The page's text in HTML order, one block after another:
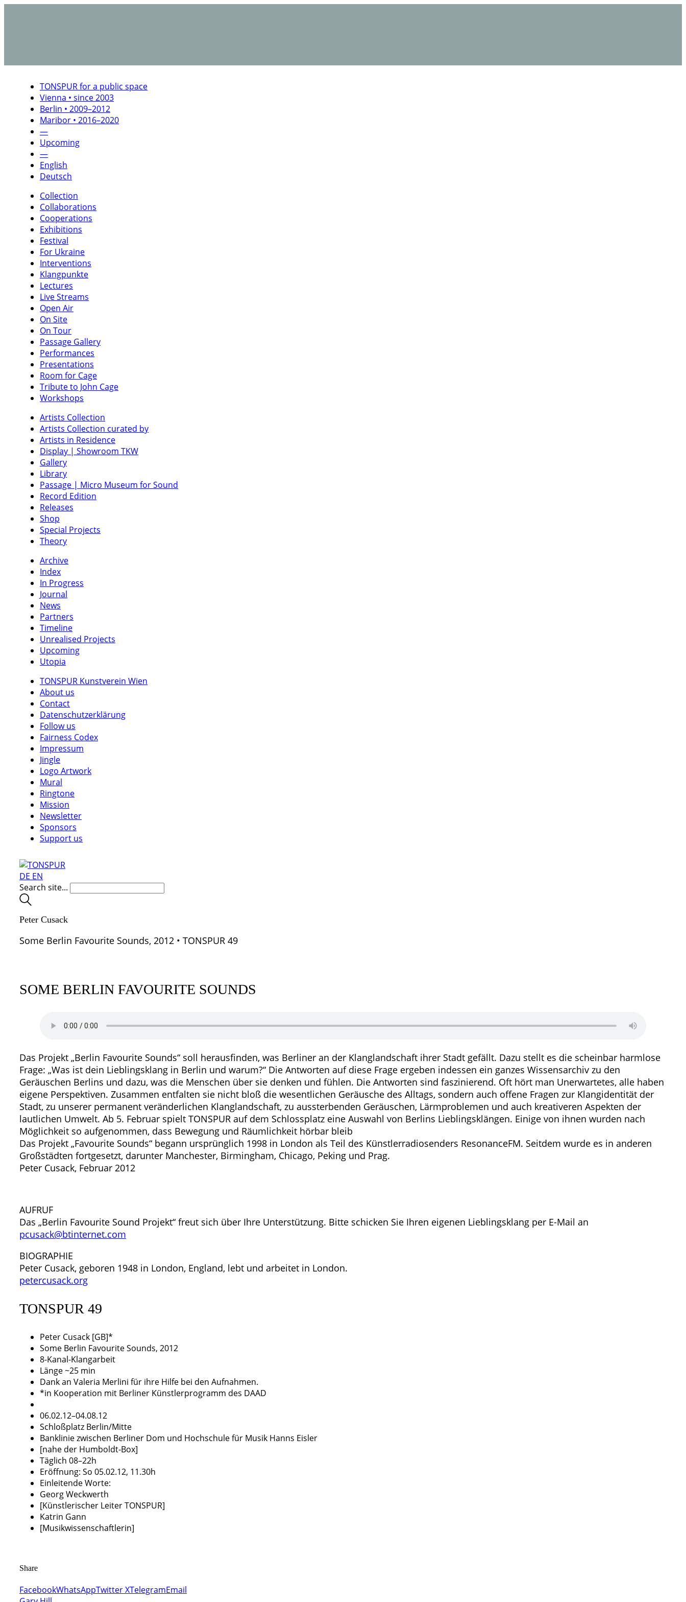
TONSPUR for a public space
Vienna • since 2003
Berlin • 2009–2012
Maribor • 2016–2020
—
Upcoming
—
English
Deutsch
Collection
Collaborations
Cooperations
Exhibitions
Festival
For Ukraine
Interventions
Klangpunkte
Lectures
Live Streams
Open Air
On Site
On Tour
Passage Gallery
Performances
Presentations
Room for Cage
Tribute to John Cage
Workshops
Artists Collection
Artists Collection curated by
Artists in Residence
Display | Showroom TKW
Gallery
Library
Passage | Micro Museum for Sound
Record Edition
Releases
Shop
Special Projects
Theory
Archive
Index
In Progress
Journal
News
Partners
Timeline
Unrealised Projects
Upcoming
Utopia
TONSPUR Kunstverein Wien
About us
Contact
Datenschutzerklärung
Follow us
Fairness Codex
Impressum
Jingle
Logo Artwork
Mural
Ringtone
Mission
Newsletter
Sponsors
Support us
DE EN
Search site...
Peter Cusack
Some Berlin Favourite Sounds, 2012 • TONSPUR 49
SOME BERLIN FAVOURITE SOUNDS
Das Projekt „Berlin Favourite Sounds“ soll herausfinden, was Berliner an der Klanglandschaft ihrer Stadt gefällt. Dazu stellt es die scheinbar harmlose
Frage: „Was ist dein Lieblingsklang in Berlin und warum?“ Die Antworten auf diese Frage ergeben indessen ein ganzes Wissensarchiv zu den
Geräuschen Berlins und dazu, was die Menschen über sie denken und fühlen. Die Antworten sind faszinierend. Oft hört man Unerwartetes, alle haben
eigene Perspektiven. Zusammen entfalten sie nicht bloß die wesentlichen Geräusche des Alltags, sondern auch offene Fragen zur Klangidentität der
Stadt, zu unserer permanent veränderlichen Klanglandschaft, zu aussterbenden Geräuschen, Lärmproblemen und auch kreativeren Aspekten der
lautlichen Umwelt. Ab 5. Februar spielt TONSPUR auf dem Schlossplatz eine Auswahl von Berlins Lieblingsklängen. Einige von ihnen wurden nach
Möglichkeit so aufgenommen, dass Bewegung und Räumlichkeit hörbar bleib
Das Projekt „Favourite Sounds“ begann ursprünglich 1998 in London als Teil des Künstlerradiosenders ResonanceFM. Seitdem wurde es in anderen
Großstädten fortgesetzt, darunter Manchester, Birmingham, Chicago, Peking und Prag.
Peter Cusack, Februar 2012
AUFRUF
Das „Berlin Favourite Sound Projekt“ freut sich über Ihre Unterstützung. Bitte schicken Sie Ihren eigenen Lieblingsklang per E-Mail an
pcusack@btinternet.com
BIOGRAPHIE
Peter Cusack, geboren 1948 in London, England, lebt und arbeitet in London.
petercusack.org
TONSPUR 49
Peter Cusack [GB]*
Some Berlin Favourite Sounds, 2012
8-Kanal-Klangarbeit
Länge ~25 min
Dank an Valeria Merlini für ihre Hilfe bei den Aufnahmen.
*in Kooperation mit Berliner Künstlerprogramm des DAAD
06.02.12–04.08.12
Schloßplatz Berlin/Mitte
Banklinie zwischen Berliner Dom und Hochschule für Musik Hanns Eisler
[nahe der Humboldt-Box]
Täglich 08–22h
Eröffnung: So 05.02.12, 11.30h
Einleitende Worte:
Georg Weckwerth
[Künstlerischer Leiter TONSPUR]
Katrin Gann
[Musikwissenschaftlerin]
Share
FacebookWhatsAppTwitter XTelegramEmail